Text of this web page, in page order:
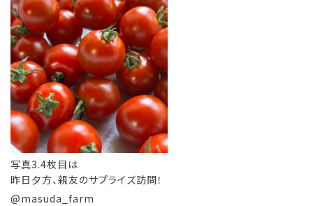
写真3.4枚目は
昨日夕方、親友のサプライズ訪問！
@masuda_farm